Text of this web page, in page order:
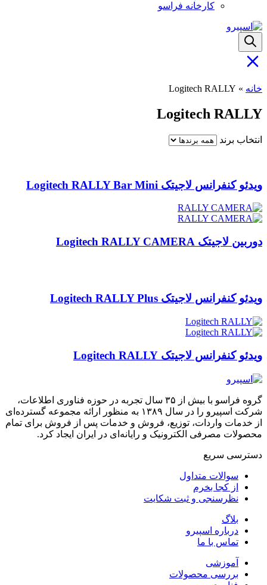
کارخانه فراسو
خانه »
Logitech RALLY
Logitech RALLY
انتخاب برند
ویدئو کنفرانس لاجیتک Logitech RALLY Bar Mini
دوربین لاجیتک Logitech RALLY CAMERA
ویدئو کنفرانس لاجیتک Logitech RALLY Plus
ویدئو کنفرانس لاجیتک Logitech RALLY
گروه فراسو با بیش از ۳۵ سال تجربه در حوزه فناوری اطلاعات،
شرکت اسپیرو را در سال ۱۳۸۹ به منظور ارائه مجموعه گسترده‌ای
از خدمات واردات، توزیع، فروش و خدمات پس از فروش برای تمام
محصولات مصرفی الکترونیک و رایانه‌ای در ایران ایجاد کرد.
دسترسی‌ سریع
سوالات متداول
از کجا بخرم
نظرسنجی و ثبت شکایت
بلاگ
درباره اسپیرو
تماس با ما
آموزشی
بررسی محصولات